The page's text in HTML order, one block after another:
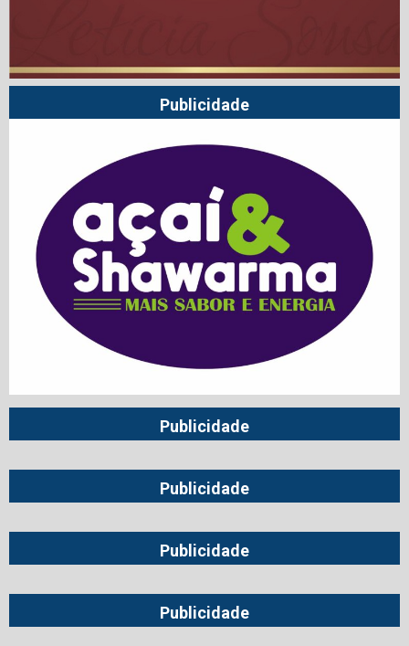
Publicidade
Publicidade
Publicidade
Publicidade
Publicidade